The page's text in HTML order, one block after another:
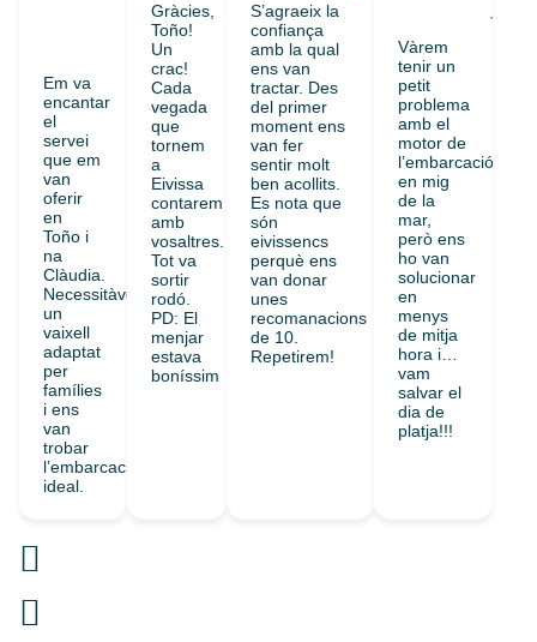
★
★
Em va
encantar
el
servei
que em
van
oferir
en
Toño i
na
Clàudia.
Necessitàvem
un
vaixell
adaptat
per
famílies
i ens
van
trobar
l’embarcació
ideal.
Gràcies,
Toño!
Un
crac!
Cada
vegada
que
tornem
a
Eivissa
contarem
amb
vosaltres.
Tot va
sortir
rodó.
PD: El
menjar
estava
boníssim
S’agraeix la
confiança
amb la qual
ens van
tractar. Des
del primer
moment ens
van fer
sentir molt
ben acollits.
Es nota que
són
eivissencs
perquè ens
van donar
unes
recomanacions
de 10.
Repetirem!
★
Vàrem
tenir un
petit
problema
amb el
motor de
l’embarcació
en mig
de la
mar,
però ens
ho van
solucionar
en
menys
de mitja
hora i…
vam
salvar el
dia de
platja!!!